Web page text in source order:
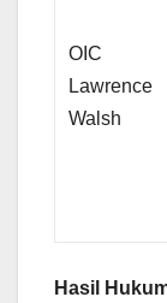
OIC
Lawrence
Walsh
Hasil